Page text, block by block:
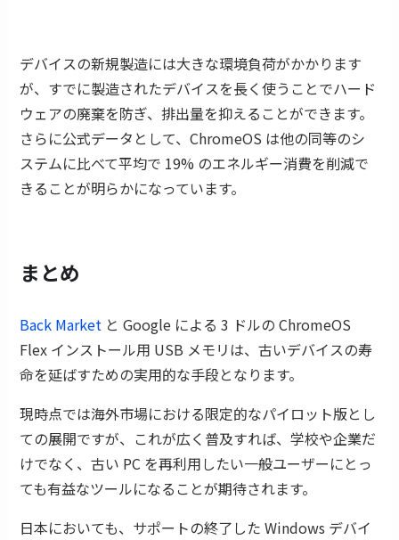
デバイスの新規製造には大きな環境負荷がかかります
が、すでに製造されたデバイスを長く使うことでハード
ウェアの廃棄を防ぎ、排出量を抑えることができます。
さらに公式データとして、ChromeOS は他の同等のシ
ステムに比べて平均で 19% のエネルギー消費を削減で
きることが明らかになっています。
まとめ
Back Market と Google による 3 ドルの ChromeOS
Flex インストール用 USB メモリは、古いデバイスの寿
命を延ばすための実用的な手段となります。
現時点では海外市場における限定的なパイロット版とし
ての展開ですが、これが広く普及すれば、学校や企業だ
けでなく、古い PC を再利用したい一般ユーザーにとっ
ても有益なツールになることが期待されます。
日本においても、サポートの終了した Windows デバイ